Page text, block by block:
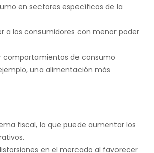
en sectores específicos de la
a los consumidores con menor poder
comportamientos de consumo
una alimentación más
fiscal, lo que puede aumentar los
en el mercado al favorecer